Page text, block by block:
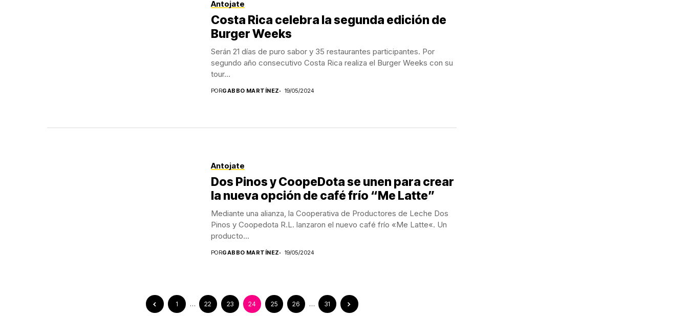
Antojate
Costa Rica celebra la segunda edición de
Burger Weeks
Serán 21 días de puro sabor y 35 restaurantes participantes. Por
segundo año consecutivo Costa Rica realiza el Burger Weeks con su
tour...
PORGABBO MARTÍNEZ 19/05/2024
Antojate
Dos Pinos y CoopeDota se unen para crear
la nueva opción de café frío “Me Latte”
Mediante una alianza, la Cooperativa de Productores de Leche Dos
Pinos y Coopedota R.L. lanzaron el nuevo café frío «Me Latte«. Un
producto...
PORGABBO MARTÍNEZ 19/05/2024
1 … 22 23 24 25 26 … 31